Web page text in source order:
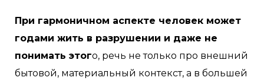
При гармоничном аспекте человек может
годами жить в разрушении и даже не
понимать этого, речь не только про внешний
бытовой, материальный контекст, а в большей